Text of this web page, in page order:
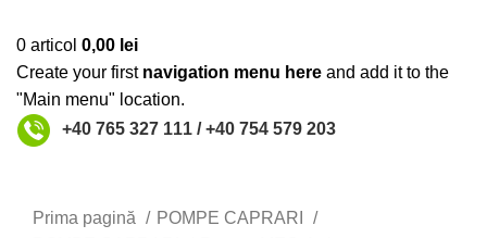
0 articol 0,00 lei
Create your first navigation menu here and add it to the
"Main menu" location.
+40 765 327 111 / +40 754 579 203
Prima pagină
POMPE CAPRARI